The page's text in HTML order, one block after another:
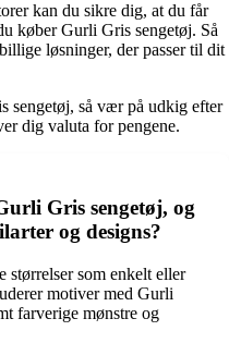
kan du sikre dig, at du får
køber Gurli Gris sengetøj. Så
løsninger, der passer til dit
sengetøj, så vær på udkig efter
dig valuta for pengene.
Gris sengetøj, og
og designs?
størrelser som enkelt eller
motiver med Gurli
farverige mønstre og